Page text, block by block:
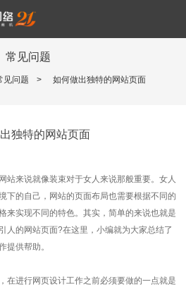
常见问题
见问题 > 如何做出独特的网站页面
独特的网站页面
来说就像装束对于女人来说那般重要。女人
下的自己，网站的页面布局也需要根据不同的
来实现不同的特色。其实，简单的来说也就是
人的网站页面?在这里，小编就为大家总结了
提供帮助。
进行网页设计工作之前必须要做的一点就是